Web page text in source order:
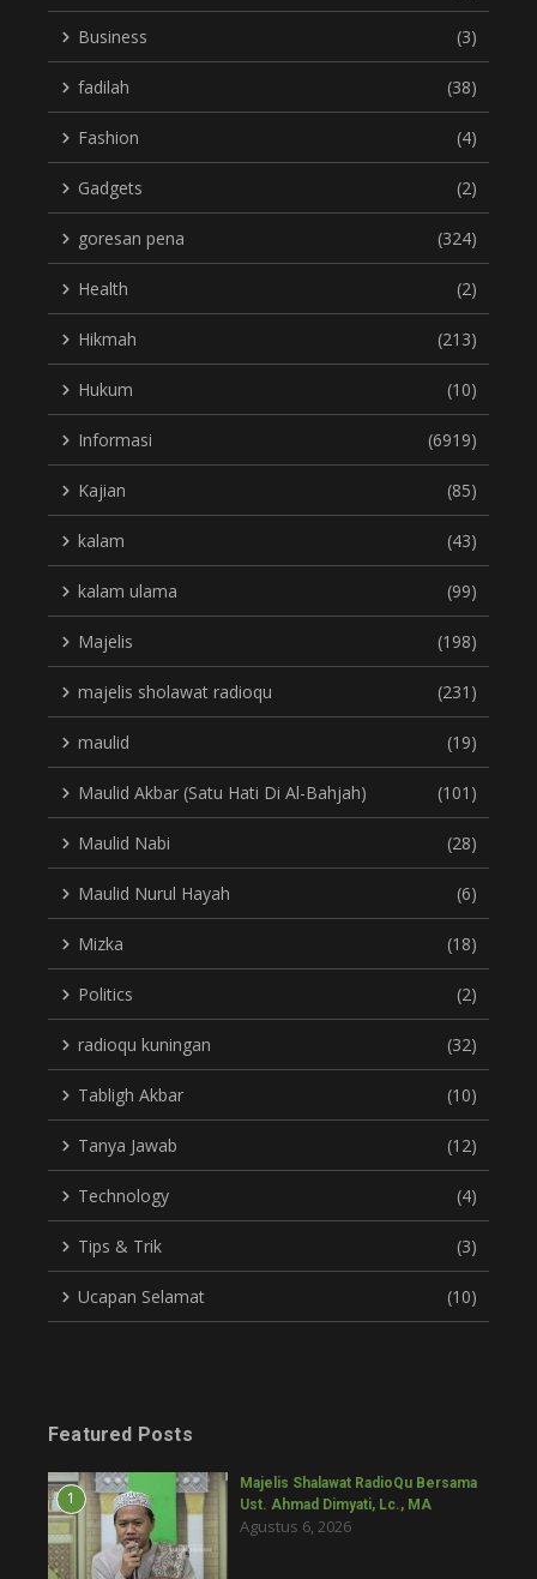
Business (3)
fadilah (38)
Fashion (4)
Gadgets (2)
goresan pena (324)
Health (2)
Hikmah (213)
Hukum (10)
Informasi (6919)
Kajian (85)
kalam (43)
kalam ulama (99)
Majelis (198)
majelis sholawat radioqu (231)
maulid (19)
Maulid Akbar (Satu Hati Di Al-Bahjah) (101)
Maulid Nabi (28)
Maulid Nurul Hayah (6)
Mizka (18)
Politics (2)
radioqu kuningan (32)
Tabligh Akbar (10)
Tanya Jawab (12)
Technology (4)
Tips & Trik (3)
Ucapan Selamat (10)
Featured Posts
1
Majelis Shalawat RadioQu Bersama
Ust. Ahmad Dimyati, Lc., MA
Agustus 6, 2026